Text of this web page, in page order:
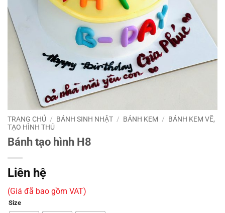
TRANG CHỦ / BÁNH SINH NHẬT / BÁNH KEM / BÁNH KEM VẼ,
TẠO HÌNH THÚ
Bánh tạo hình H8
Liên hệ
(Giá đã bao gồm VAT)
Size